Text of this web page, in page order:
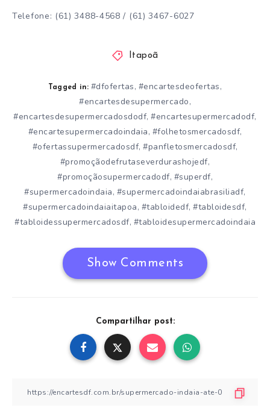
Telefone: (61) 3488-4568 / (61) 3467-6027
Itapoã
Tagged in: #dfofertas, #encartesdeofertas,
#encartesdesupermercado,
#encartesdesupermercadosdodf,#encartesupermercadodf,
#encartesupermercadoindaia, #folhetosmercadosdf,
#ofertassupermercadosdf, #panfletosmercadosdf,
#promoçãodefrutaseverdurashojedf,
#promoçãosupermercadodf, #superdf,
#supermercadoindaia, #supermercadoindaiabrasiliadf,
#supermercadoindaiaitapoa, #tabloidedf,#tabloidesdf,
#tabloidessupermercadosdf, #tabloidesupermercadoindaia
Show Comments
Compartilhar post: